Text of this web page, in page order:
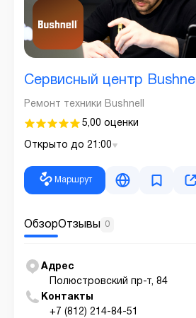
Сервисный центр Bushnell
Ремонт техники Bushnell
5,00 оценки
Открыто до 21:00
Маршрут
ОбзорОтзывы 0
Адрес
Полюстровский пр-т, 84
Контакты
+7 (812) 214-84-51